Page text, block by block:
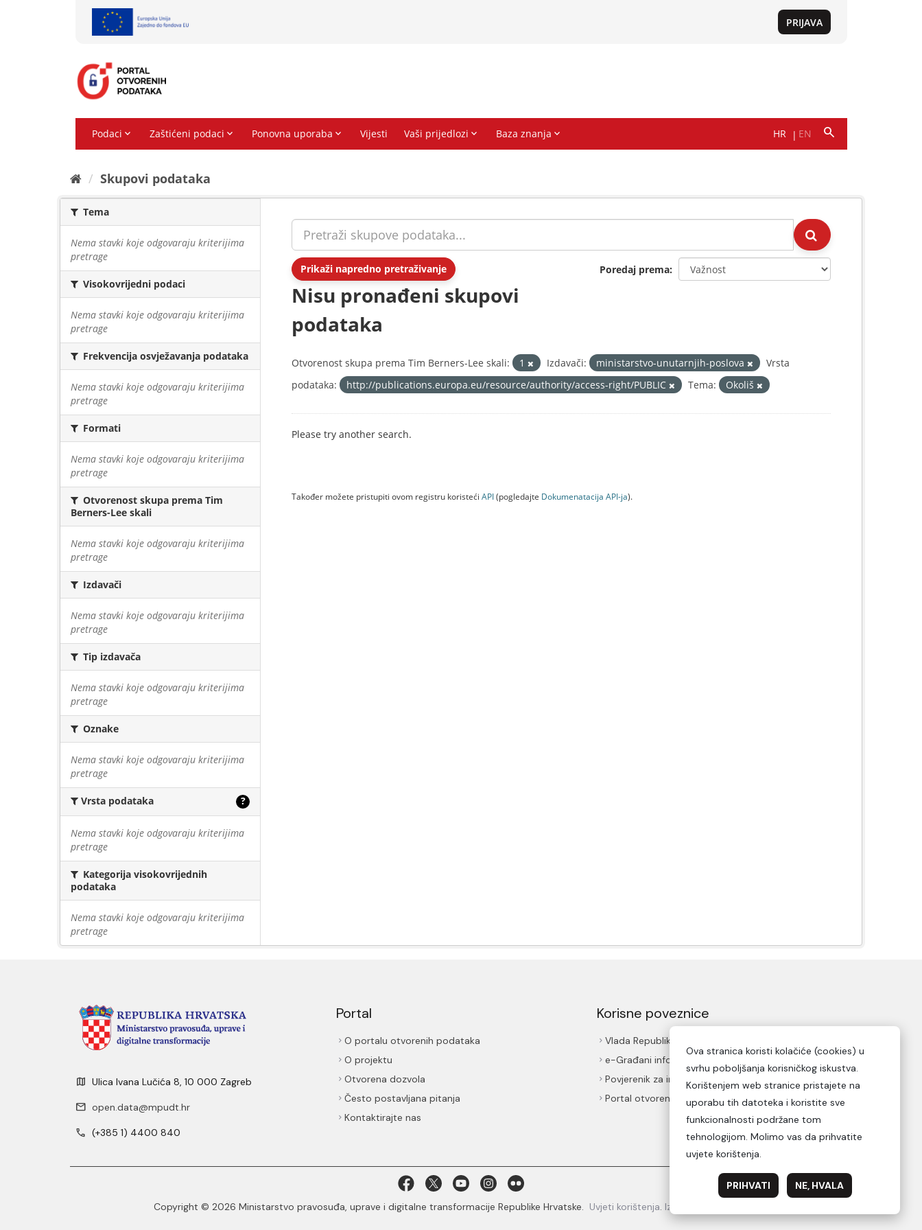
Skupovi podаtаkа
Tema
Nema stavki koje odgovaraju kriterijima
pretrage
Visokovrijedni podaci
Nema stavki koje odgovaraju kriterijima
pretrage
Frekvencija osvježavanja podataka
Nema stavki koje odgovaraju kriterijima
pretrage
Formati
Nema stavki koje odgovaraju kriterijima
pretrage
Otvorenost skupa prema Tim
Berners-Lee skali
Nema stavki koje odgovaraju kriterijima
pretrage
Izdavači
Nema stavki koje odgovaraju kriterijima
pretrage
Tip izdavača
Nema stavki koje odgovaraju kriterijima
pretrage
Oznake
Nema stavki koje odgovaraju kriterijima
pretrage
Vrsta podataka ?
Nema stavki koje odgovaraju kriterijima
pretrage
Kategorija visokovrijednih
podataka
Nema stavki koje odgovaraju kriterijima
pretrage
Prikaži napredno pretraživanje Poredaj prema
Nisu pronađeni skupovi
podataka
Otvorenost skupa prema Tim Berners-Lee skali: 1 Izdavači: ministarstvo-unutarnjih-poslova
Vrsta
podataka:
http://publications.europa.eu/resource/authority/access-right/PUBLIC Tema: Okoliš
Please try another search.
Također možete pristupiti ovom registru koristeći API(pogledajte Dokumenаtаcijа API-jа).